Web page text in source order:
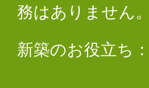
務はありません。
新築のお役立ち：